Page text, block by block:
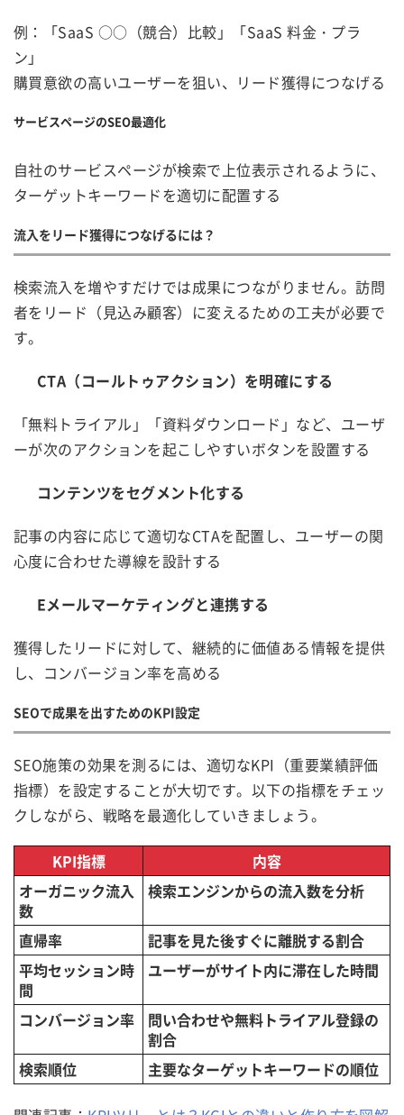
例：「SaaS ○○（競合）比較」「SaaS 料金・プラ
ン」
購買意欲の高いユーザーを狙い、リード獲得につなげる
サービスページのSEO最適化
自社のサービスページが検索で上位表示されるように、
ターゲットキーワードを適切に配置する
流入をリード獲得につなげるには？
検索流入を増やすだけでは成果につながりません。訪問
者をリード（見込み顧客）に変えるための工夫が必要で
す。
CTA（コールトゥアクション）を明確にする
「無料トライアル」「資料ダウンロード」など、ユーザ
ーが次のアクションを起こしやすいボタンを設置する
コンテンツをセグメント化する
記事の内容に応じて適切なCTAを配置し、ユーザーの関
心度に合わせた導線を設計する
Eメールマーケティングと連携する
獲得したリードに対して、継続的に価値ある情報を提供
し、コンバージョン率を高める
SEOで成果を出すためのKPI設定
SEO施策の効果を測るには、適切なKPI（重要業績評価
指標）を設定することが大切です。以下の指標をチェッ
クしながら、戦略を最適化していきましょう。
KPI指標
内容
オーガニック流入
数
検索エンジンからの流入数を分析
直帰率
記事を見た後すぐに離脱する割合
平均セッション時
間
ユーザーがサイト内に滞在した時間
コンバージョン率
問い合わせや無料トライアル登録の
割合
検索順位
主要なターゲットキーワードの順位